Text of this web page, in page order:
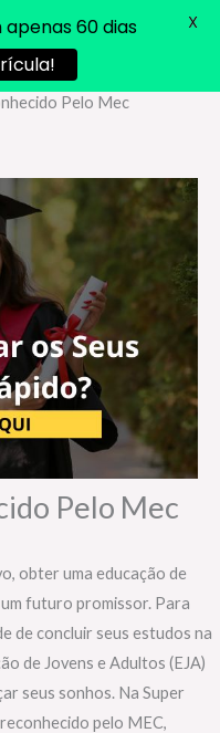
Pelo Mec
Pelo Mec
obter uma educação de
futuro promissor. Para
de concluir seus estudos na
de Jovens e Adultos (EJA)
seus sonhos. Na Super
pelo MEC,
60 dias
X